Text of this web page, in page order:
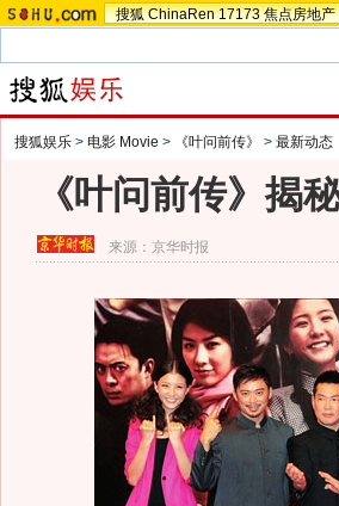
搜狐 ChinaRen 17173 焦点房地产
搜狐娱乐 > 电影 Movie > 《叶问前传》 > 最新动态
《叶问前传》揭
来源：京华时报